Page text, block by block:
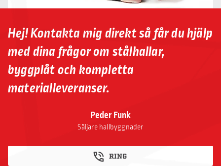
Peder Funk
Säljare hallbyggnader
RING
Hej! Kontakta mig direkt så får du hjälp
med dina frågor om stålhallar,
byggplåt och kompletta
materialleveranser.